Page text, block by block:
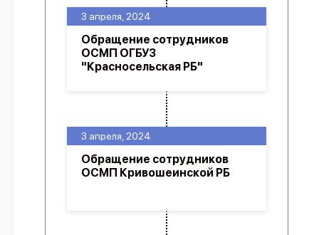
3 апреля, 2024
Обращение сотрудников
ОСМП Кривошеинской РБ
3 апреля, 2024
Обращение сотрудников
ОСМП ОГБУЗ
"Красносельская РБ"